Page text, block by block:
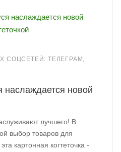
СОЦСЕТЕЙ: ТЕЛЕГРАМ,
наслаждается новой
лучшего! В
выбор товаров для
картонная когтеточка -